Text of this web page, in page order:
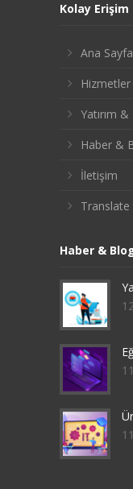
Kolay Erişim
Ana Sayfa
Hizmetler
Yatırım &
Haber &
İletişim
Translate
Haber &